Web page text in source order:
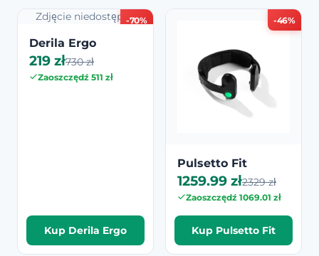
-70%
Zdjęcie niedostępne
Derila Ergo
219 zł730 zł
Zaoszczędź 511 zł
Kup Derila Ergo
-46%
Pulsetto Fit
1259.99 zł2329 zł
Zaoszczędź 1069.01 zł
Kup Pulsetto Fit